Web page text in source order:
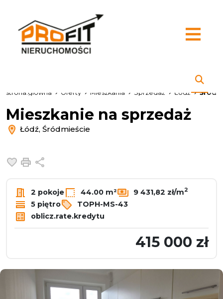
strona.glowna Oferty Mieszkania Sprzedaż Łódź
Mieszkanie na sprzedaż
Łódź, Śródmieście
Dodaj do ulubionych
Drukuj
2 pokoje 44.00 m² 9 431,82 zł/m2
5 piętro
TOPH-MS-43
oblicz.rate.kredytu
415 000 zł